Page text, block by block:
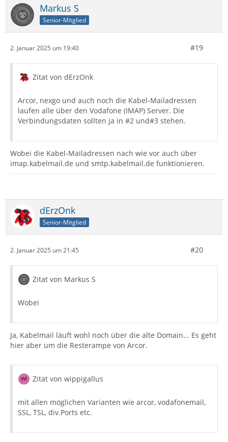
Markus S
Senior-Mitglied
2. Januar 2025 um 19:40 #19
Zitat von dErzOnk
Arcor, nexgo und auch noch die Kabel-Mailadressen
laufen alle über den Vodafone (IMAP) Server. Die
Verbindungsdaten sollten ja in #2 und#3 stehen.
Wobei die Kabel-Mailadressen nach wie vor auch über
imap.kabelmail.de und smtp.kabelmail.de funktionieren.
dErzOnk
Senior-Mitglied
2. Januar 2025 um 21:45 #20
Zitat von Markus S
Wobei
Ja, Kabelmail läuft wohl noch über die alte Domain... Es geht
hier aber um die Resterampe von Arcor.
Zitat von wippigallus
mit allen möglichen Varianten wie arcor, vodafonemail,
SSL, TSL, div.Ports etc.